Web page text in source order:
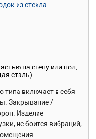
из стекла
на стену или пол,
сталь)
типа включает в себя
Закрывание /
Изделие
не боится вибраций,